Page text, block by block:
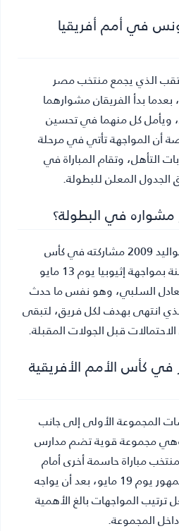
في أمم أفريقيا
الذي يجمع منتخب مصر
بدأ الفريقان مشوارهما
ويأمل كل منهما في تحسين
أن المواجهة تأتي في مرحلة
التأهل، وتقام المباراة في
المعلن للبطولة.
في البطولة؟
استهل المنتخب الوطني مواليد 2009 مشاركته في كأس
الأمم الأفريقية تحت 17 سنة بمواجهة إثيوبيا يوم 13 مايو
السلبي، وهو نفس ما حدث
انتهى بهدف لكل فريق، لتبقى
قبل الجولات المقبلة.
كأس الأمم الأفريقية
المجموعة الأولى إلى جانب
وهي مجموعة قوية تضم مدارس
مباراة حاسمة أخرى أمام
المغرب صاحب الأرض والجمهور يوم 19 مايو، بعد أن يواجه
ما يجعل ترتيب المواجهات بالغ الأهمية
المجموعة.